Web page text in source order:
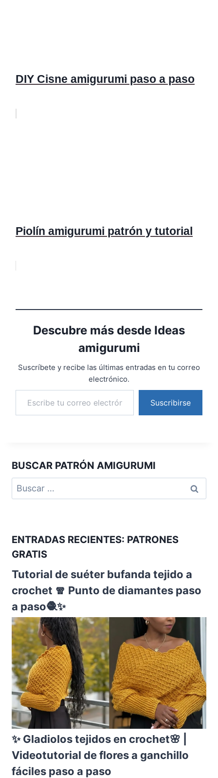
DIY Cisne amigurumi paso a paso
Piolín amigurumi patrón y tutorial
Descubre más desde Ideas
amigurumi
Suscríbete y recibe las últimas entradas en tu correo
electrónico.
Suscribirse
BUSCAR PATRÓN AMIGURUMI
ENTRADAS RECIENTES: PATRONES
GRATIS
Tutorial de suéter bufanda tejido a
crochet 🧣 Punto de diamantes paso
a paso🧶✨
✨ Gladiolos tejidos en crochet🌸 |
Videotutorial de flores a ganchillo
fáciles paso a paso